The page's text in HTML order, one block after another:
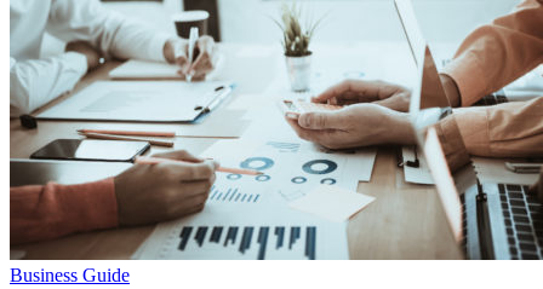
Business Guide